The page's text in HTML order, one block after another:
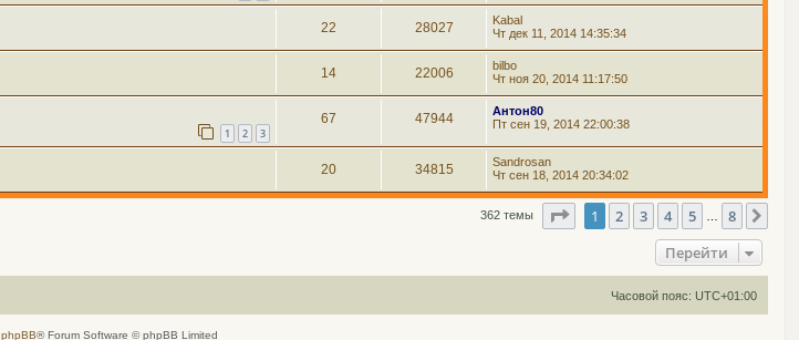
22 28027
Kabal
Чт дек 11, 2014 14:35:34
14 22006
bilbo
Чт ноя 20, 2014 11:17:50
1 2 3
67 47944
Антон80
Пт сен 19, 2014 22:00:38
20 34815
Sandrosan
Чт сен 18, 2014 20:34:02
362 темы Страница1 из
1 2 3 4 5 8
Перейти
Часовой пояс: UTC+01:00
phpBB® Forum Software © phpBB Limited